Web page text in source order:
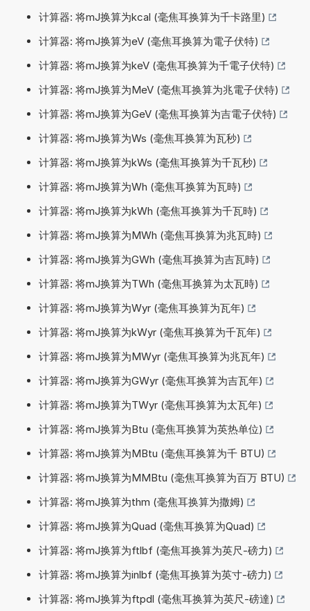
计算器: 将mJ换算为kcal (毫焦耳换算为千卡路里)
计算器: 将mJ换算为eV (毫焦耳换算为電子伏特)
计算器: 将mJ换算为keV (毫焦耳换算为千電子伏特)
计算器: 将mJ换算为MeV (毫焦耳换算为兆電子伏特)
计算器: 将mJ换算为GeV (毫焦耳换算为吉電子伏特)
计算器: 将mJ换算为Ws (毫焦耳换算为瓦秒)
计算器: 将mJ换算为kWs (毫焦耳换算为千瓦秒)
计算器: 将mJ换算为Wh (毫焦耳换算为瓦時)
计算器: 将mJ换算为kWh (毫焦耳换算为千瓦時)
计算器: 将mJ换算为MWh (毫焦耳换算为兆瓦時)
计算器: 将mJ换算为GWh (毫焦耳换算为吉瓦時)
计算器: 将mJ换算为TWh (毫焦耳换算为太瓦時)
计算器: 将mJ换算为Wyr (毫焦耳换算为瓦年)
计算器: 将mJ换算为kWyr (毫焦耳换算为千瓦年)
计算器: 将mJ换算为MWyr (毫焦耳换算为兆瓦年)
计算器: 将mJ换算为GWyr (毫焦耳换算为吉瓦年)
计算器: 将mJ换算为TWyr (毫焦耳换算为太瓦年)
计算器: 将mJ换算为Btu (毫焦耳换算为英热单位)
计算器: 将mJ换算为MBtu (毫焦耳换算为千 BTU)
计算器: 将mJ换算为MMBtu (毫焦耳换算为百万 BTU)
计算器: 将mJ换算为thm (毫焦耳换算为撒姆)
计算器: 将mJ换算为Quad (毫焦耳换算为Quad)
计算器: 将mJ换算为ftlbf (毫焦耳换算为英尺-磅力)
计算器: 将mJ换算为inlbf (毫焦耳换算为英寸-磅力)
计算器: 将mJ换算为ftpdl (毫焦耳换算为英尺-磅達)